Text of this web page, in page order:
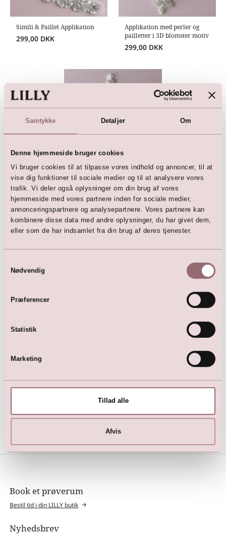
Samtykke Detaljer Om
Denne hjemmeside bruger cookies
Vi bruger cookies til at tilpasse vores indhold og annoncer, til at
vise dig funktioner til sociale medier og til at analysere vores
trafik. Vi deler også oplysninger om din brug af vores
hjemmeside med vores partnere inden for sociale medier,
annonceringspartnere og analysepartnere. Vores partnere kan
kombinere disse data med andre oplysninger, du har givet dem,
eller som de har indsamlet fra din brug af deres tjenester.
Nødvendig
Præferencer
Statistik
Marketing
Tillad alle
Afvis
Simili & Paillet Applikation
299,00 DKK
Applikation med perler og
pailletter i 3D blomster motiv
299,00 DKK
Perlebroderet motiv
289,00 DKK
Blonde applikationer
DKK
Book et prøverum
Bestil tid i din LILLY butik
Nyhedsbrev